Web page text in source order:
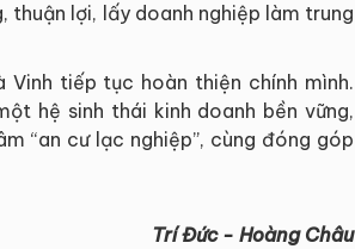
lợi, lấy doanh nghiệp làm trung
tiếp tục hoàn thiện chính mình.
hệ sinh thái kinh doanh bền vững,
“an cư lạc nghiệp”, cùng đóng góp
Trí Đức - Hoàng Châu